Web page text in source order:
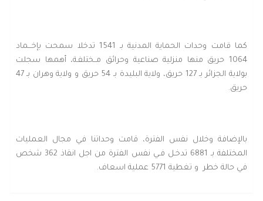
كما قامت وحدات الحماية المدنية بـ 1541 تدخلا سمحت بإخـــماد
1064 حريق منها منزلية صناعية وحرائق مــختلفـة، أهمها سجلت
بولاية الجزائر بـ 127 حريق، ولاية البليدة بـ 54 حريق و ولاية وهران بـ 47
حريق.
بالإضافة وخلال نفس الفترة، قامت وحداتنا في مجال العمليات
المختلفة بـ 6881 تدخـل فـي نفس الفترة من اجل انقاذ 362 شخص
في حالة خطر و تغطية 5771 عملية اسعاف.